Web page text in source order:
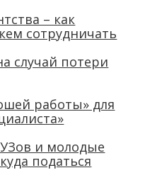
– как
сотрудничать
случай потери
работы» для
и молодые
податься